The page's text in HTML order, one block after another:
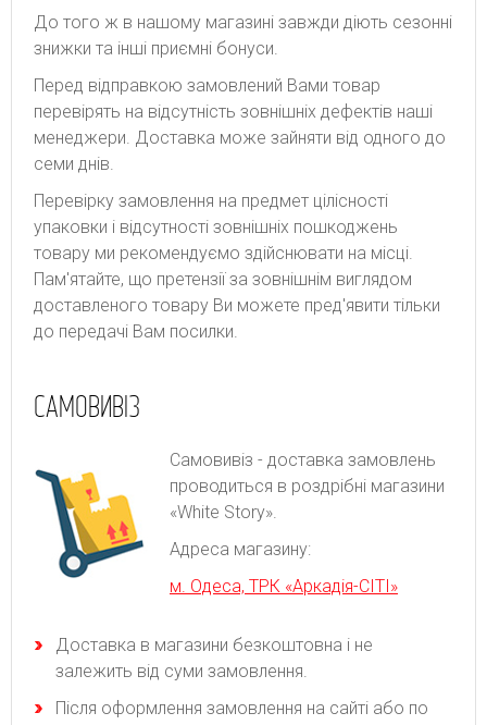
До того ж в нашому магазині завжди діють сезонні
знижки та інші приємні бонуси.
Перед відправкою замовлений Вами товар
перевірять на відсутність зовнішніх дефектів наші
менеджери. Доставка може зайняти від одного до
семи днів.
Перевірку замовлення на предмет цілісності
упаковки і відсутності зовнішніх пошкоджень
товару ми рекомендуємо здійснювати на місці.
Пам'ятайте, що претензії за зовнішнім виглядом
доставленого товару Ви можете пред'явити тільки
до передачі Вам посилки.
САМОВИВІЗ
Самовивіз - доставка замовлень
проводиться в роздрібні магазини
«White Story».
Адреса магазину:
м. Одеса, ТРК «Аркадія-СІТІ»
Доставка в магазини безкоштовна і не
залежить від суми замовлення.
Після оформлення замовлення на сайті або по